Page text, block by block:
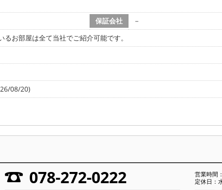
保証会社
－
お部屋は全て当社でご紹介可能です。
08/20)
078-272-0222
営業時間
定休日：